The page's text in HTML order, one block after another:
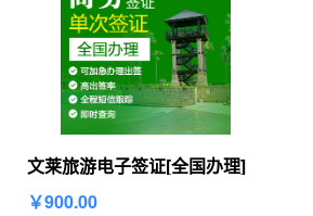
文莱旅游电子签证[全国办理]
￥900.00